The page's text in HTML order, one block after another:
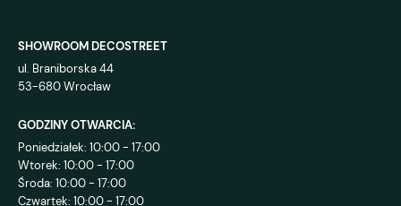
SHOWROOM DECOSTREET
ul. Braniborska 44
53-680 Wrocław
GODZINY OTWARCIA:
Poniedziałek: 10:00 - 17:00
Wtorek: 10:00 - 17:00
Środa: 10:00 - 17:00
Czwartek: 10:00 - 17:00